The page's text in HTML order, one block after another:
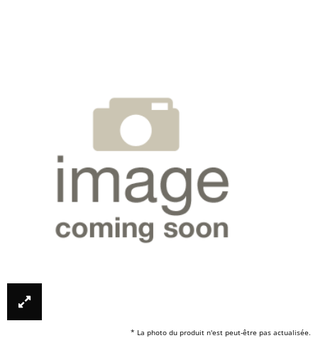
* La photo du produit n'est peut-être pas actualisée.